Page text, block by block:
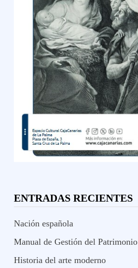
ENTRADAS RECIENTES
Nación española
Manual de Gestión del Patrimonio
Historia del arte moderno